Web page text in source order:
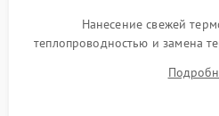
Нанесение свежей
теплопроводностью и замена
шлейфов, модулей памяти и